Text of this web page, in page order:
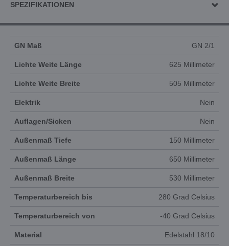
SPEZIFIKATIONEN
GN Maß GN 2/1
Lichte Weite Länge 625 Millimeter
Lichte Weite Breite 505 Millimeter
Elektrik Nein
Auflagen/Sicken Nein
Außenmaß Tiefe 150 Millimeter
Außenmaß Länge 650 Millimeter
Außenmaß Breite 530 Millimeter
Temperaturbereich bis 280 Grad Celsius
Temperaturbereich von -40 Grad Celsius
Material Edelstahl 18/10